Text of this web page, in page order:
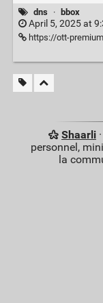
dns · bbox
April 5, 2025 at
https://ott-
Shaarli
personnel,
la